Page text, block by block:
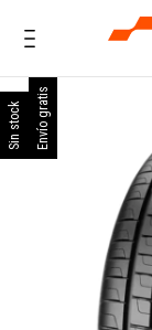
Sin stock Envío gratis